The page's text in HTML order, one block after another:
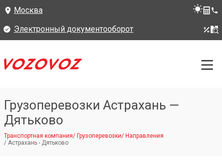
Москва
Электронный документооборот
Грузоперевозки Астрахань —
Дятьково
Транспортная компания/ Грузоперевозки/ Направления
/ Астрахань - Дятьково